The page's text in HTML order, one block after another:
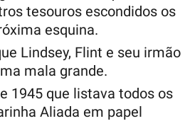
tesouros escondidos os
esquina.
Lindsey, Flint e seu irmão
mala grande.
1945 que listava todos os
Aliada em papel